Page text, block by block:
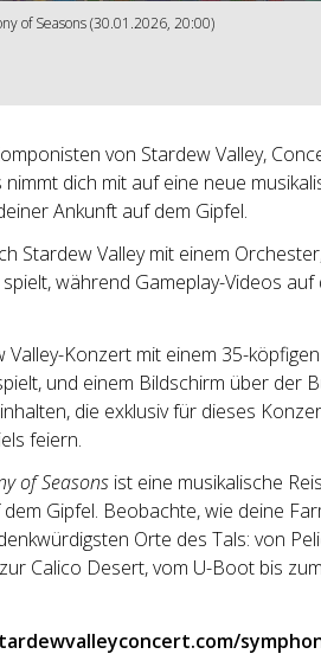
of Seasons (30.01.2026, 20:00)
von Stardew Valley,
dich mit auf eine neue
Ankunft auf dem Gipfel.
Stardew Valley mit einem
während Gameplay-Videos auf
Valley-Konzert mit einem 35-
und einem Bildschirm über der
die exklusiv für dieses
feiern.
of Seasonsist eine musikalische
Gipfel. Beobachte, wie deine
Orte des Tals: von
Calico Desert, vom U-Boot bis